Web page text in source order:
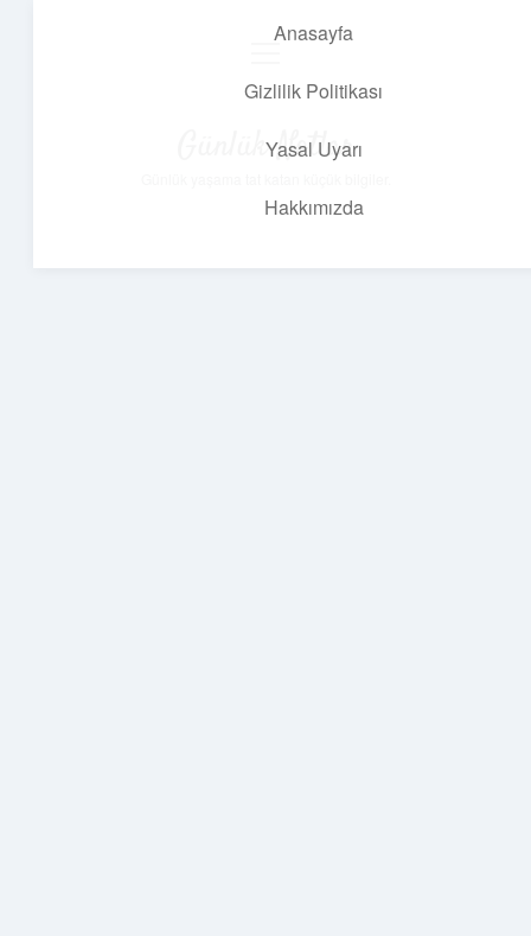
Anasayfa
Gizlilik Politikası
Yasal Uyarı
Hakkımızda
Günlük Notlar